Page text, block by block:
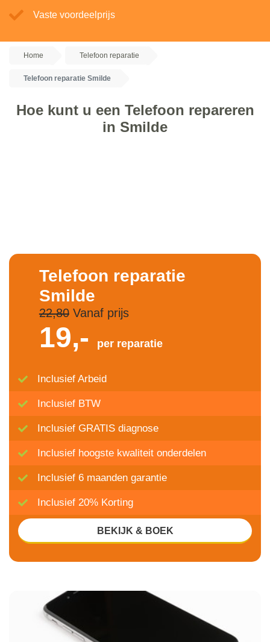
Vaste voordeelprijs
Home Telefoon reparatie
Telefoon reparatie Smilde
Hoe kunt u een Telefoon repareren
in Smilde
Telefoon reparatie
Smilde
22,80Vanaf prijs
19,- per reparatie
Inclusief Arbeid
Inclusief BTW
Inclusief GRATIS diagnose
Inclusief hoogste kwaliteit onderdelen
Inclusief 6 maanden garantie
Inclusief 20% Korting
BEKIJK & BOEK